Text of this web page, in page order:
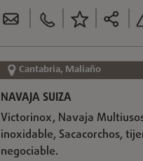
Cantabria, Maliaño
NAVAJA SUIZA
Victorinox, Navaja
inoxidable, Sacacorchos,
negociable.